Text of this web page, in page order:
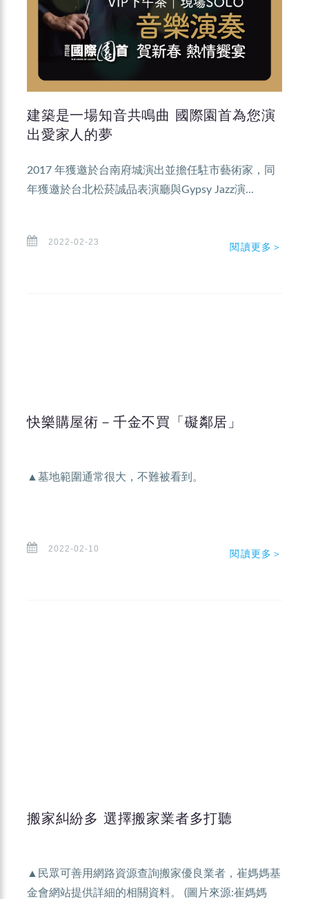
建築是一場知音共鳴曲 國際園首為您演
出愛家人的夢
2017 年獲邀於台南府城演出並擔任駐市藝術家，同
年獲邀於台北松菸誠品表演廳與Gypsy Jazz演...
2022-02-23 閱讀更多＞
快樂購屋術－千金不買「礙鄰居」
▲墓地範圍通常很大，不難被看到。
2022-02-10 閱讀更多＞
搬家糾紛多 選擇搬家業者多打聽
▲民眾可善用網路資源查詢搬家優良業者，崔媽媽基
金會網站提供詳細的相關資料。 (圖片來源:崔媽媽